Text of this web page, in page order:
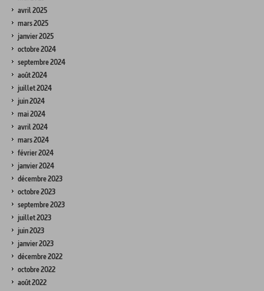
avril 2025
mars 2025
janvier 2025
octobre 2024
septembre 2024
août 2024
juillet 2024
juin 2024
mai 2024
avril 2024
mars 2024
février 2024
janvier 2024
décembre 2023
octobre 2023
septembre 2023
juillet 2023
juin 2023
janvier 2023
décembre 2022
octobre 2022
août 2022